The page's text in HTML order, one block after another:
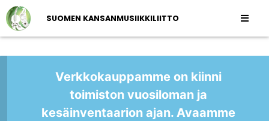
SUOMEN KANSANMUSIIKKILIITTO
Verkkokauppamme on kiinni
toimiston vuosiloman ja
kesäinventaarion ajan. Avaamme